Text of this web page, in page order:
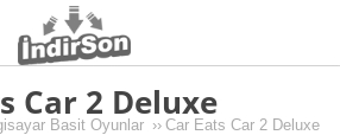
Car 2 Deluxe
Basit Oyunlar ›› Car Eats Car 2 Deluxe